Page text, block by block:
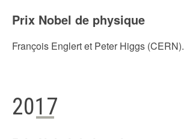
Prix Nobel de physique
François Englert et Peter Higgs (CERN).
2017